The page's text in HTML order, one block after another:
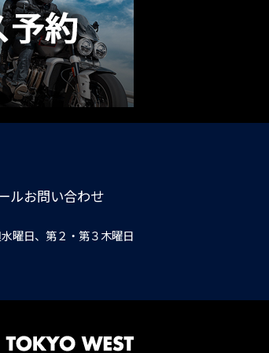
ルお問い合わせ
曜日、第２・第３木曜日